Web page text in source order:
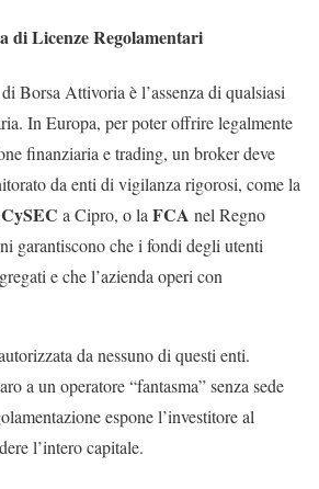
di Licenze Regolamentari
Borsa Attivoria è l’assenza di qualsiasi
In Europa, per poter offrire legalmente
finanziaria e trading, un broker deve
da enti di vigilanza rigorosi, come la
CySEC a Cipro, o la FCA nel Regno
garantiscono che i fondi degli utenti
e che l’azienda operi con
da nessuno di questi enti.
a un operatore “fantasma” senza sede
espone l’investitore al
l’intero capitale.